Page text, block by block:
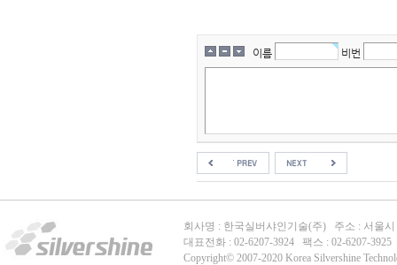
이름 비번
회사명 : 한국실버샤인기술(주) 주소 : 서울
대표전화 : 02-6207-3924 팩스 : 02-6207-
Copyright© 2007-2020 Korea Silvershine